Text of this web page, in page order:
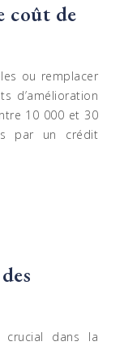
coût de
ou remplacer
d’amélioration
10 000 et 30
par un crédit
crucial dans la